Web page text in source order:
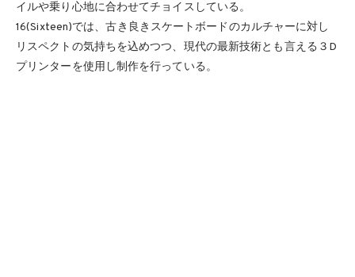
イルや乗り心地に合わせてチョイスしている。
16(Sixteen)では、古き良きスケートボードのカルチャーに対し
リスペクトの気持ちを込めつつ、現代の最新技術とも言える３D
プリンターを使用し制作を行っている。